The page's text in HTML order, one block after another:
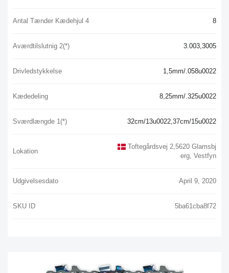
Antal Tænder Kædehjul 4 8
Aværdtilslutnig 2(*) 3.003,3005
Drivledstykkelse 1,5mm/.058u0022
Kædedeling 8,25mm/.325u0022
Sværdlængde 1(*) 32cm/13u0022,37cm/15u0022
Lokation
Toftegårdsvej 2,5620 Glamsbj
Erg, Vestfyn
Udgivelsesdato April 9, 2020
SKU ID 5ba61cba8f72